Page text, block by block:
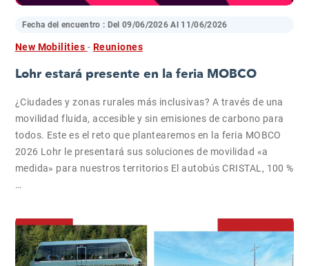
Fecha del encuentro : Del 09/06/2026 Al 11/06/2026
New Mobilities - Reuniones
Lohr estará presente en la feria MOBCO
¿Ciudades y zonas rurales más inclusivas? A través de una
movilidad fluida, accesible y sin emisiones de carbono para
todos. Este es el reto que plantearemos en la feria MOBCO
2026 Lohr le presentará sus soluciones de movilidad «a
medida» para nuestros territorios El autobús CRISTAL, 100 %
…